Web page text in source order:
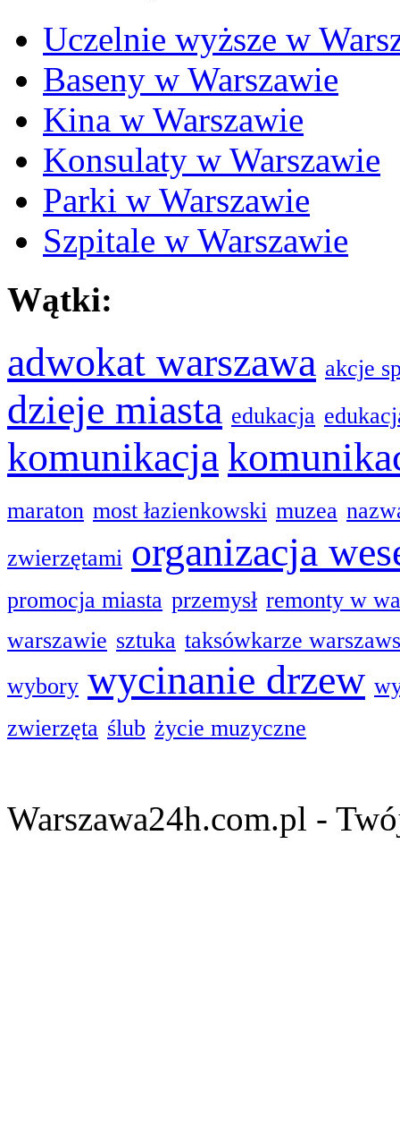
Uczelnie wyższe w
Baseny w Warszawie
Kina w Warszawie
Konsulaty w Warszawie
Parki w Warszawie
Szpitale w Warszawie
Wątki:
adwokat warszawa akcje
dzieje miasta edukacja
komunikacja
maraton most łazienkowski muzea
zwierzętami organizacja
promocja miasta przemysł remonty w
warszawie sztuka taksówkarze
wybory wycinanie drzew
zwierzęta ślub życie muzyczne
Warszawa24h.com.pl -